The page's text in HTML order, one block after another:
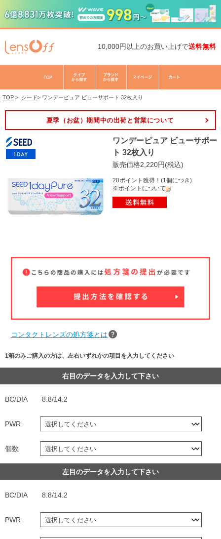
10,000円以上のお買い上げで送料無料
TOP > シード> ワンデーピュア ビューサポート 32枚入り
夏季（お盆）期間中の出荷と営業について
ワンデーピュア ビューサポー
ト 32枚入り
販売価格2,220円(税込)
20ポイント獲得！(1個につき)
※ポイントについて
コンタクトレンズの処方箋とは
1箱のみご購入の方は、左右いずれかの項目を入力してください
右目のデータを入力して下さい
BC/DIA 8.8/14.2
PWR
個数
左目のデータを入力して下さい
BC/DIA 8.8/14.2
PWR